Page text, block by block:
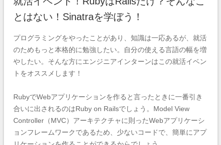
とはない！Sinatraを学ぼう！
プログラミングをやったことがあり、知識は一応あるが、就活
のためもっと本格的に勉強したい。自分の使える言語の幅を増
やしたい。そんな方にエンジニアインターンはこの就活イベン
トをオススメします！
RubyでWebアプリケーションを作ると言ったときに一番引き
合いに出されるのはRuby on Railsでしょう。Model View
Controller（MVC）アーキテクチャに則ったWebアプリケーシ
ョンフレームワークであるため、少ないコードで、簡単にアプ